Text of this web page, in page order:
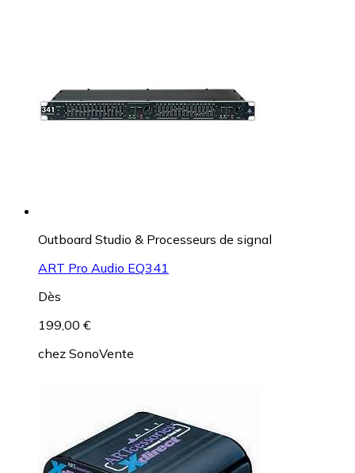
Outboard Studio & Processeurs de signal
ART Pro Audio EQ341
Dès
199,00 €
chez SonoVente